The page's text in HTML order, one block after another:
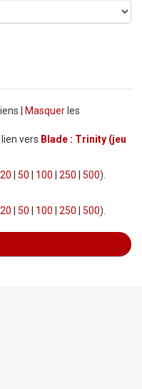
| Masquer les
vers Blade : Trinity (jeu
20 50 100 250 500).
20 50 100 250 500).